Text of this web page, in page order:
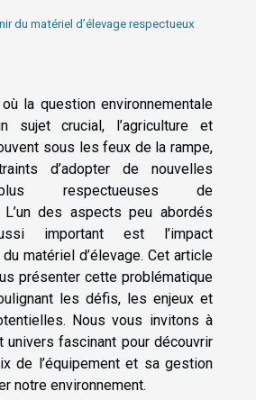
du matériel d’élevage respectueux
la question environnementale
sujet crucial, l’agriculture et
sous les feux de la rampe,
d’adopter de nouvelles
respectueuses de
L’un des aspects peu abordés
important est l’impact
matériel d’élevage. Cet article
présenter cette problématique
les défis, les enjeux et
Nous vous invitons à
univers fascinant pour découvrir
de l’équipement et sa gestion
notre environnement.